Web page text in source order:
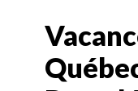
FORFAIT VACANCES
CROISIÈRES